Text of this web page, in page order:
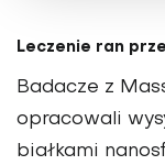
Leczenie ran
Badacze z
opracowali
białkami